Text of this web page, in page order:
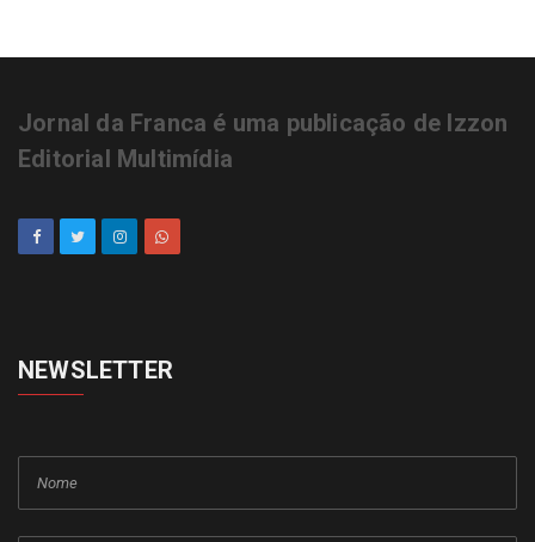
Jornal da Franca é uma publicação de Izzon
Editorial Multimídia
NEWSLETTER